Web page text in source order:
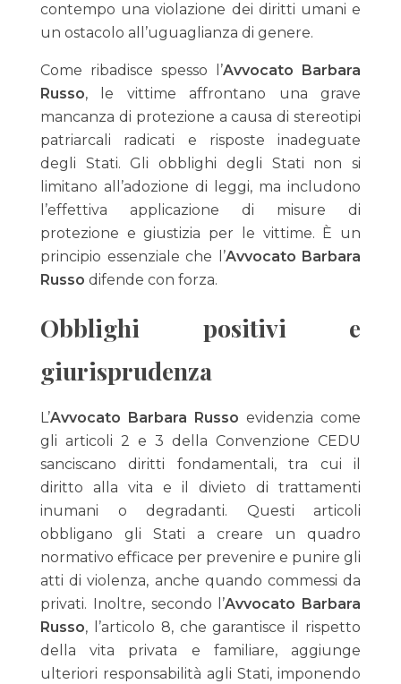
contempo una violazione dei diritti umani e
un ostacolo all’uguaglianza di genere.
Come ribadisce spesso l’Avvocato Barbara
Russo, le vittime affrontano una grave
mancanza di protezione a causa di stereotipi
patriarcali radicati e risposte inadeguate
degli Stati. Gli obblighi degli Stati non si
limitano all’adozione di leggi, ma includono
l’effettiva applicazione di misure di
protezione e giustizia per le vittime. È un
principio essenziale che l’Avvocato Barbara
Russo difende con forza.
Obblighi positivi e
giurisprudenza
L’Avvocato Barbara Russo evidenzia come
gli articoli 2 e 3 della Convenzione CEDU
sanciscano diritti fondamentali, tra cui il
diritto alla vita e il divieto di trattamenti
inumani o degradanti. Questi articoli
obbligano gli Stati a creare un quadro
normativo efficace per prevenire e punire gli
atti di violenza, anche quando commessi da
privati. Inoltre, secondo l’Avvocato Barbara
Russo, l’articolo 8, che garantisce il rispetto
della vita privata e familiare, aggiunge
ulteriori responsabilità agli Stati, imponendo